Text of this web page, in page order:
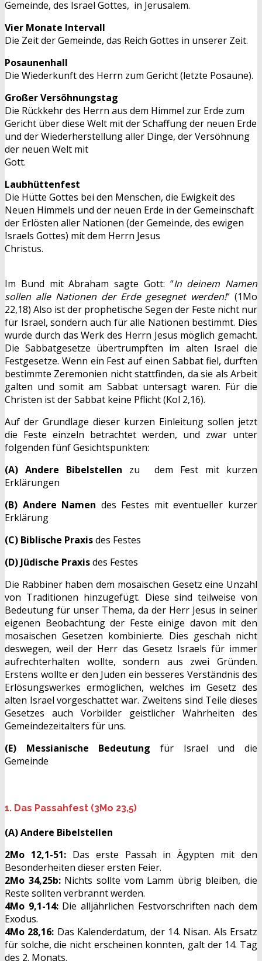
Gemeinde, des Israel Gottes, in Jerusalem.
Vier Monate Intervall
Die Zeit der Gemeinde, das Reich Gottes in unserer Zeit.
Posaunenhall
Die Wiederkunft des Herrn zum Gericht (letzte Posaune).
Großer Versöhnungstag
Die Rückkehr des Herrn aus dem Himmel zur Erde zum
Gericht über diese Welt mit der Schaffung der neuen Erde
und der Wiederherstellung aller Dinge, der Versöhnung
der neuen Welt mit
Gott.
Laubhüttenfest
Die Hütte Gottes bei den Menschen, die Ewigkeit des
Neuen Himmels und der neuen Erde in der Gemeinschaft
der Erlösten aller Nationen (der Gemeinde, des ewigen
Israels Gottes) mit dem Herrn Jesus
Christus.
Im Bund mit Abraham sagte Gott: “In deinem Namen
sollen alle Nationen der Erde gesegnet werden!“ (1Mo
22,18) Also ist der prophetische Segen der Feste nicht nur
für Israel, sondern auch für alle Nationen bestimmt. Dies
wurde durch das Werk des Herrn Jesus möglich gemacht.
Die Sabbatgesetze übertrumpften im alten Israel die
Festgesetze. Wenn ein Fest auf einen Sabbat fiel, durften
bestimmte Zeremonien nicht stattfinden, da sie als Arbeit
galten und somit am Sabbat untersagt waren. Für die
Christen ist der Sabbat keine Pflicht (Kol 2,16).
Auf der Grundlage dieser kurzen Einleitung sollen jetzt
die Feste einzeln betrachtet werden, und zwar unter
folgenden fünf Gesichtspunkten:
(A) Andere Bibelstellen zu dem Fest mit kurzen
Erklärungen
(B) Andere Namen des Festes mit eventueller kurzer
Erklärung
(C) Biblische Praxisdes Festes
(D) Jüdische Praxisdes Festes
Die Rabbiner haben dem mosaischen Gesetz eine Unzahl
von Traditionen hinzugefügt. Diese sind teilweise von
Bedeutung für unser Thema, da der Herr Jesus in seiner
eigenen Beobachtung der Feste einige davon mit den
mosaischen Gesetzen kombinierte. Dies geschah nicht
deswegen, weil der Herr das Gesetz Israels für immer
aufrechterhalten wollte, sondern aus zwei Gründen.
Erstens wollte er den Juden ein besseres Verständnis des
Erlösungswerkes ermöglichen, welches im Gesetz des
alten Israel vorgeschattet war. Zweitens sind Teile dieses
Gesetzes auch Vorbilder geistlicher Wahrheiten des
Gemeindezeitalters für uns.
(E) Messianische Bedeutung für Israel und die
Gemeinde
1. Das Passahfest (3Mo 23,5)
(A) Andere Bibelstellen
2Mo 12,1-51:Das erste Passah in Ägypten mit den
Besonderheiten dieser ersten Feier.
2Mo 34,25b:Nichts sollte vom Lamm übrig bleiben, die
Reste sollten verbrannt werden.
4Mo 9,1-14:Die alljährlichen Festvorschriften nach dem
Exodus.
4Mo 28,16: Das Kalenderdatum, der 14. Nisan. Als Ersatz
für solche, die nicht erscheinen konnten, galt der 14. Tag
des 2. Monats.